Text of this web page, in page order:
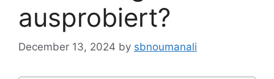
ausprobiert?
December 13, 2024 by sbnoumanali